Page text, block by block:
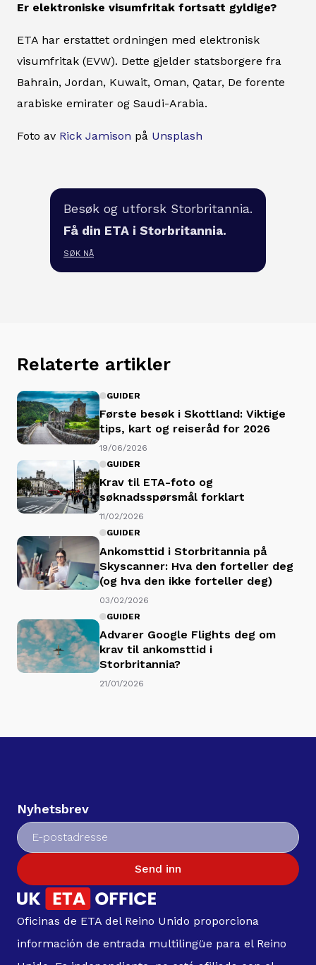
Er elektroniske visumfritak fortsatt gyldige?
ETA har erstattet ordningen med elektronisk
visumfritak (EVW). Dette gjelder statsborgere fra
Bahrain, Jordan, Kuwait, Oman, Qatar, De forente
arabiske emirater og Saudi-Arabia.
Foto av Rick Jamison på Unsplash
Besøk og utforsk Storbritannia.
Få din ETA i Storbritannia.
SØK NÅ
Relaterte artikler
GUIDER
Første besøk i Skottland: Viktige
tips, kart og reiseråd for 2026
19/06/2026
GUIDER
Krav til ETA-foto og
søknadsspørsmål forklart
11/02/2026
GUIDER
Ankomsttid i Storbritannia på
Skyscanner: Hva den forteller deg
(og hva den ikke forteller deg)
03/02/2026
GUIDER
Advarer Google Flights deg om
krav til ankomsttid i
Storbritannia?
21/01/2026
Nyhetsbrev
Send inn
Oficinas de ETA del Reino Unido proporciona
información de entrada multilingüe para el Reino